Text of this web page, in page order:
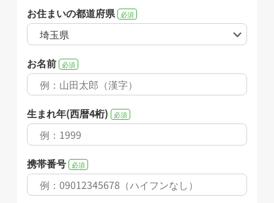
お住まいの都道府県 必須
お名前 必須
生まれ年(西暦4桁) 必須
携帯番号 必須